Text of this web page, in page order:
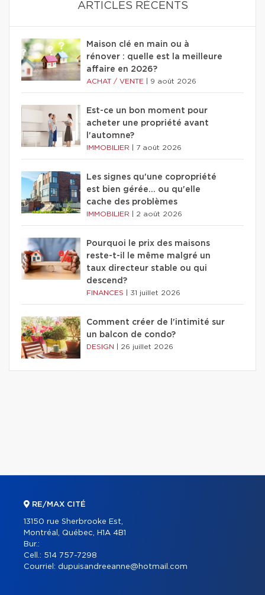
ARTICLES RÉCENTS
Maison clé en main ou à
rénover : quelle est la meilleure
affaire en 2026?
ACHAT / VENTE 9 août 2026
Est-ce un bon moment pour
acheter une propriété avant
l'automne?
IMMOBILIER 7 août 2026
Les signes qu'une copropriété
est bien gérée… ou qu'elle
cache des problèmes
IMMOBILIER 2 août 2026
Pourquoi le prix des maisons
reste-t-il le même malgré un
taux directeur stable ou qui
descend?
FINANCES 31 juillet 2026
Comment créer de l'intimité sur
un balcon de condo?
DESIGN 26 juillet 2026
RE/MAX CITÉ
13150 rue Sherbrooke Est,
Montréal, Québec, H1A 4B1
Bur.:
Cell.: 514 757-7298
Courriel: dupuisandreeanne@hotmail.com